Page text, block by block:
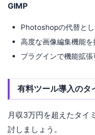
GIMP
Photoshopの代替と
高度な画像編集機能を
プラグインで機能拡張
有料ツール導入のタ
月収3万円を超えたタイ
討しましょう。